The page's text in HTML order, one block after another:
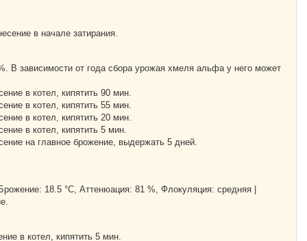
в начале затирания.
В зависимости от года сбора урожая хмеля альфа у него может
в котел, кипятить 90 мин.
в котел, кипятить 55 мин.
в котел, кипятить 20 мин.
в котел, кипятить 5 мин.
на главное брожение, выдержать 5 дней.
18.5 °С, Аттенюация: 81 %, Флокуляция: средняя |
в котел, кипятить 5 мин.